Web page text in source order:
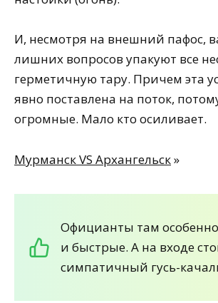
И, несмотря на внешний пафос,
лишних вопросов упакуют все
герметичную тару. Причем эта
явно поставлена на поток,
огромные. Мало кто осиливает.
Мурманск VS Архангельск»
Официанты там
и быстрые. А на входе
симпатичный гусь-